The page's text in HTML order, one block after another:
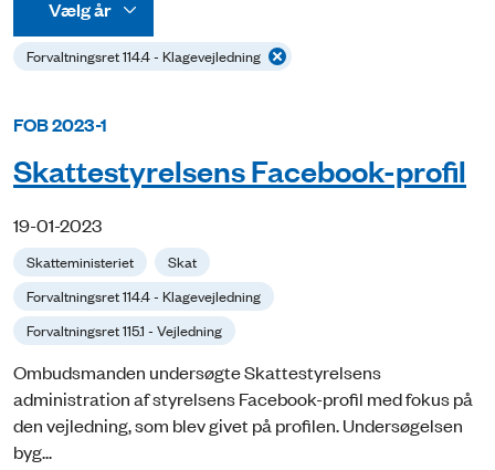
Forvaltningsret 114.4 - Klagevejledning
FOB 2023-1
Skattestyrelsens Facebook-profil
19-01-2023
Skatteministeriet
Skat
Forvaltningsret 114.4 - Klagevejledning
Forvaltningsret 115.1 - Vejledning
Ombudsmanden undersøgte Skattestyrelsens
administration af styrelsens Facebook-profil med fokus på
den vejledning, som blev givet på profilen. Undersøgelsen
byg...